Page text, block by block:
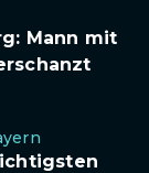
Mann mit